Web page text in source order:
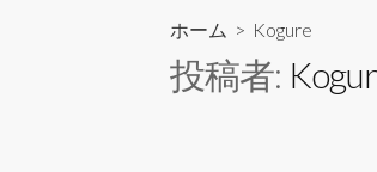
ホーム > Kogure
投稿者: